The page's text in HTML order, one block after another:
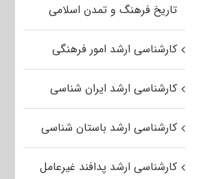
تاریخ فرهنگ و تمدن اسلامی
کارشناسی ارشد امور فرهنگی
کارشناسی ارشد ایران شناسی
کارشناسی ارشد باستان شناسی
کارشناسی ارشد پدافند غیرعامل